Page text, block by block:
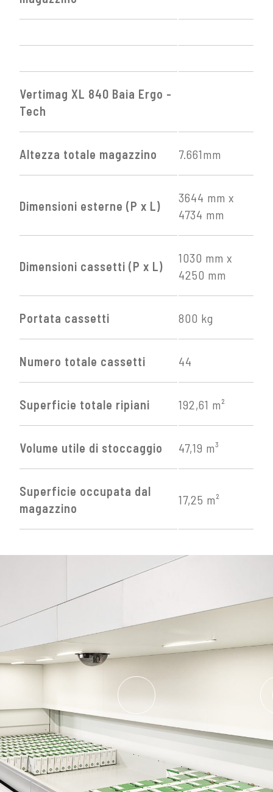
Vertimag XL 840 Baia Ergo -
Tech
Altezza totale magazzino 7.661mm
Dimensioni esterne (P x L)
3644 mm x
4734 mm
Dimensioni cassetti (P x L)
1030 mm x
4250 mm
Portata cassetti 800 kg
Numero totale cassetti 44
Superficie totale ripiani 192,61 m²
Volume utile di stoccaggio 47,19 m³
Superficie occupata dal
magazzino
17,25 m²